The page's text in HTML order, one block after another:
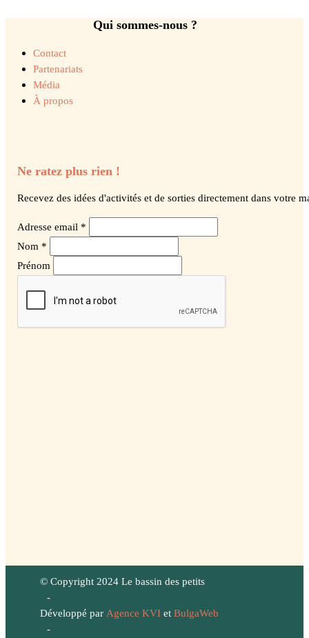
Qui sommes-nous ?
Contact
Partenariats
Média
À propos
Ne ratez plus rien !
Recevez des idées d'activités et de sorties directement dans votre
Adresse email *
Nom *
Prénom
© Copyright 2024 Le bassin des petits
-
Développé par Agence KVIet BulgaWeb
-